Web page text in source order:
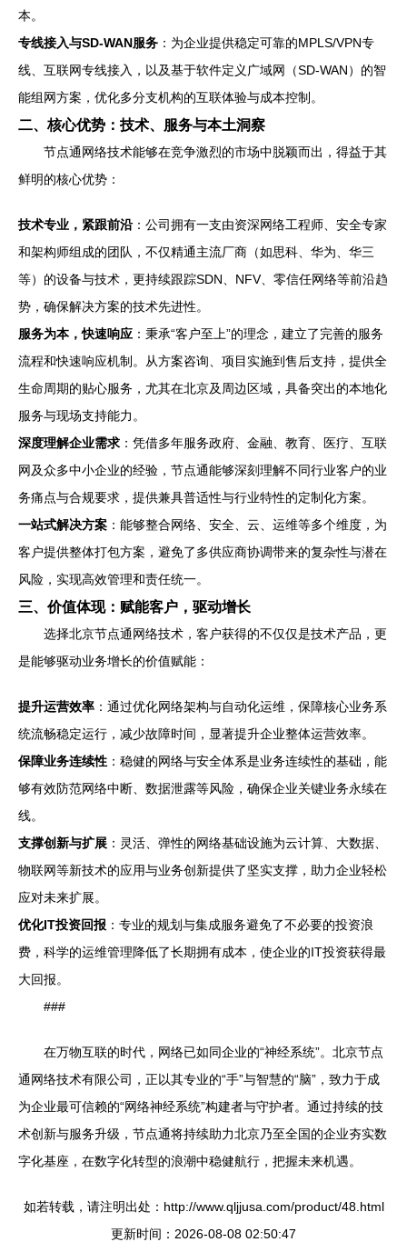
本。
专线接入与SD-WAN服务 ：为企业提供稳定可靠的MPLS/VPN专
线、互联网专线接入，以及基于软件定义广域网（SD-WAN）的智
能组网方案，优化多分支机构的互联体验与成本控制。
二、核心优势：技术、服务与本土洞察
节点通网络技术能够在竞争激烈的市场中脱颖而出，得益于其
鲜明的核心优势：
技术专业，紧跟前沿：公司拥有一支由资深网络工程师、安全专家
和架构师组成的团队，不仅精通主流厂商（如思科、华为、华三
等）的设备与技术，更持续跟踪SDN、NFV、零信任网络等前沿趋
势，确保解决方案的技术先进性。
服务为本，快速响应 ：秉承“客户至上”的理念，建立了完善的服务
流程和快速响应机制。从方案咨询、项目实施到售后支持，提供全
生命周期的贴心服务，尤其在北京及周边区域，具备突出的本地化
服务与现场支持能力。
深度理解企业需求 ：凭借多年服务政府、金融、教育、医疗、互联
网及众多中小企业的经验，节点通能够深刻理解不同行业客户的业
务痛点与合规要求，提供兼具普适性与行业特性的定制化方案。
一站式解决方案 ：能够整合网络、安全、云、运维等多个维度，为
客户提供整体打包方案，避免了多供应商协调带来的复杂性与潜在
风险，实现高效管理和责任统一。
三、价值体现：赋能客户，驱动增长
选择北京节点通网络技术，客户获得的不仅仅是技术产品，更
是能够驱动业务增长的价值赋能：
提升运营效率 ：通过优化网络架构与自动化运维，保障核心业务系
统流畅稳定运行，减少故障时间，显著提升企业整体运营效率。
保障业务连续性 ：稳健的网络与安全体系是业务连续性的基础，能
够有效防范网络中断、数据泄露等风险，确保企业关键业务永续在
线。
支撑创新与扩展 ：灵活、弹性的网络基础设施为云计算、大数据、
物联网等新技术的应用与业务创新提供了坚实支撑，助力企业轻松
应对未来扩展。
优化IT投资回报 ：专业的规划与集成服务避免了不必要的投资浪
费，科学的运维管理降低了长期拥有成本，使企业的IT投资获得最
大回报。
###
在万物互联的时代，网络已如同企业的“神经系统”。北京节点
通网络技术有限公司，正以其专业的“手”与智慧的“脑”，致力于成
为企业最可信赖的“网络神经系统”构建者与守护者。通过持续的技
术创新与服务升级，节点通将持续助力北京乃至全国的企业夯实数
字化基座，在数字化转型的浪潮中稳健航行，把握未来机遇。
如若转载，请注明出处：http://www.qljjusa.com/product/48.html
更新时间：2026-08-08 02:50:47